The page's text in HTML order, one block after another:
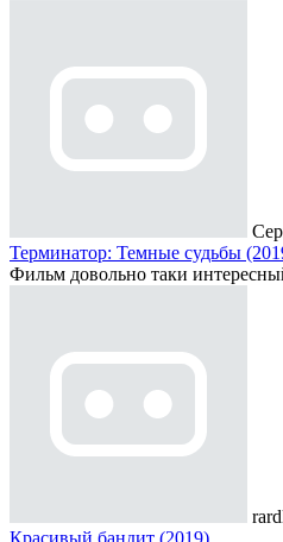
Терминатор: Темные судьбы
Фильм довольно таки
Красивый бандит (2019)